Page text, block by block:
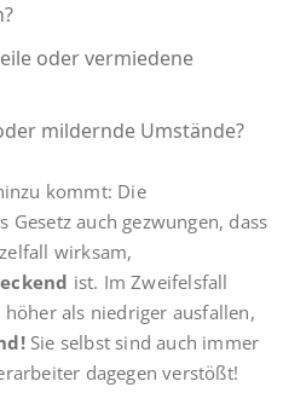
oder vermiedene
mildernde Umstände?
kommt: Die
Gesetz auch gezwungen, dass
wirksam,
ist. Im Zweifelsfall
als niedriger ausfallen,
Sie selbst sind auch immer
dagegen verstößt!